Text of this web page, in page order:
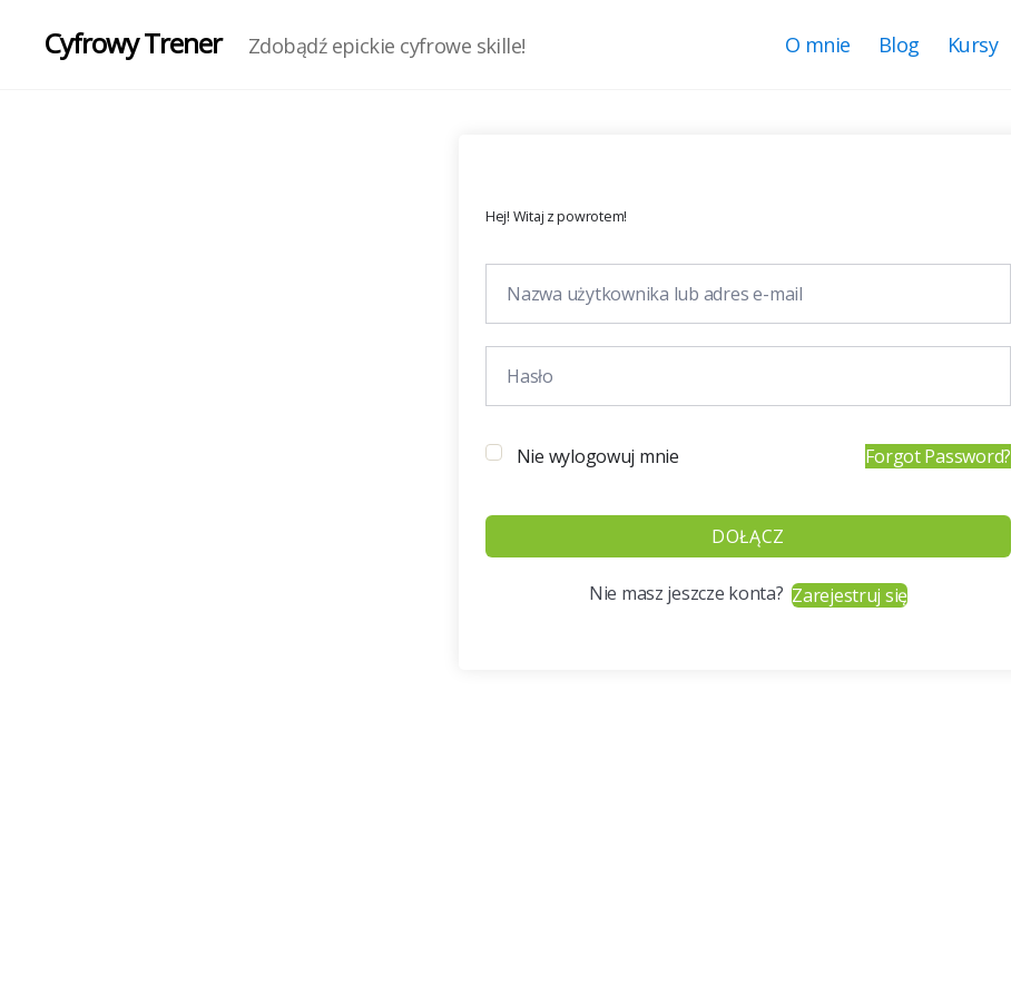
Cyfrowy Trener Zdobądź epickie cyfrowe skille! O mnie Blog Kursy
Hej! Witaj z powrotem!
Nie wylogowuj mnie Forgot Password?
DOŁĄCZ
Nie masz jeszcze konta?Zarejestruj się